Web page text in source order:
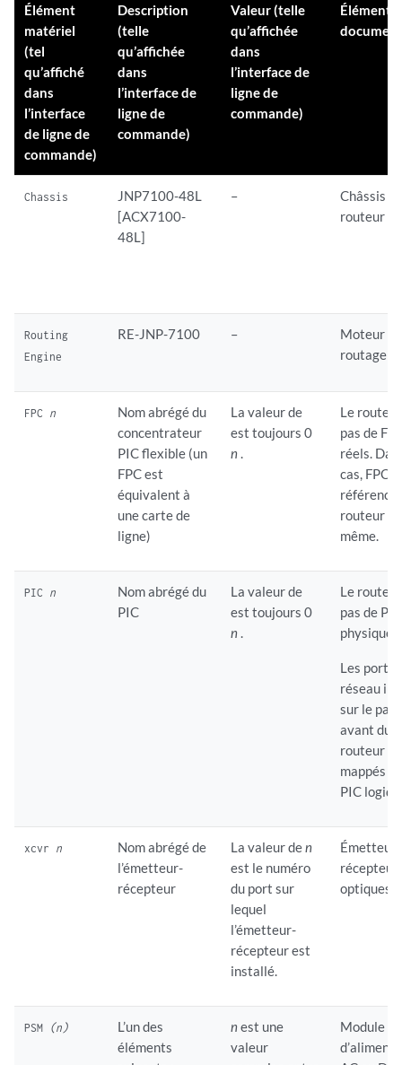
Élément
matériel
(tel
qu’affiché
dans
l’interface
de ligne de
commande)
Description
(telle
qu’affichée
dans
l’interface de
ligne de
commande)
Valeur (telle
qu’affichée
dans
l’interface de
ligne de
commande)
Élément
Chassis
JNP7100-48L
[ACX7100-
48L]
–
Châssis
routeur
Routing
Engine
RE-JNP-7100 –
Moteur de
routage
FPC n
Nom abrégé du
concentrateur
PIC flexible (un
FPC est
équivalent à
une carte de
ligne)
La valeur de
est toujours 0
n.
Le routeur
pas de
réels.
cas, FPC
référence
routeur
même.
PIC n
Nom abrégé du
PIC
La valeur de
est toujours 0
n.
Le routeur
pas de
physiques.
Les ports
réseau
sur le
avant du
routeur
mappés à
PIC
xcvr n
Nom abrégé de
l’émetteur-
récepteur
La valeur den
est le numéro
du port sur
lequel
l’émetteur-
récepteur est
installé.
optiques
PSM (n)
L’un des
éléments
nest une
valeur
Module